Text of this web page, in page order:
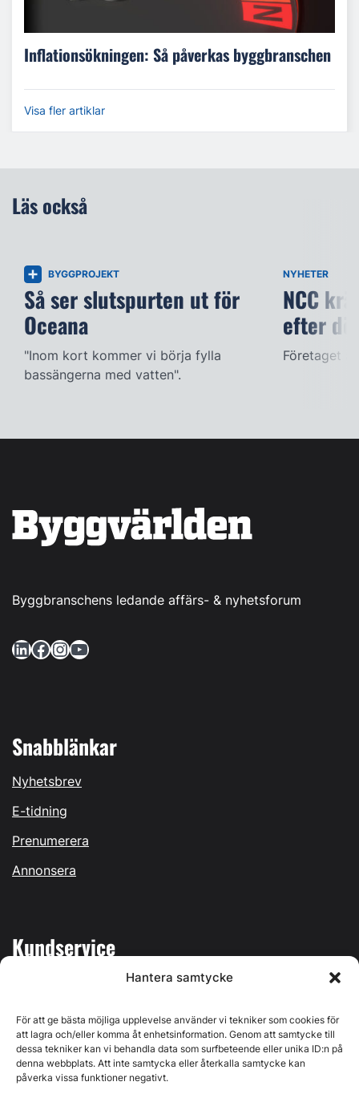
Hantera samtycke
För att ge bästa möjliga upplevelse använder vi tekniker som cookies för
att lagra och/eller komma åt enhetsinformation. Genom att samtycke till
dessa tekniker kan vi behandla data som surfbeteende eller unika ID:n på
denna webbplats. Att inte samtycka eller återkalla samtycke kan
påverka vissa funktioner negativt.
Inflationsökningen: Så påverkas byggbranschen
Visa fler artiklar
Läs också
BYGGPROJEKT
Så ser slutspurten ut för
Oceana
"Inom kort kommer vi börja fylla
bassängerna med vatten".
NYHETER
NCC
efter
Företaget
Byggbranschens ledande affärs- & nyhetsforum
LinkedIn Facebook InstagramYouTube
Snabblänkar
Nyhetsbrev
E-tidning
Prenumerera
Annonsera
Kundservice
Kontakta oss